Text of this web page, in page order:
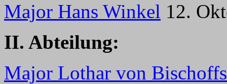
Major Hans Winkel 12.
II. Abteilung:
Major Lothar von